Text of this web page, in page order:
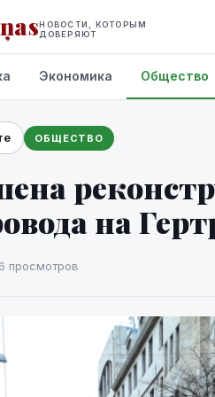
НОВОСТИ, КОТОРЫМ
ДОВЕРЯЮТ
Экономика Общество
ОБЩЕСТВО
на
просмотров